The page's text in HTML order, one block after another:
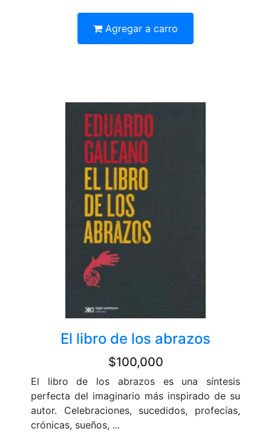
Agregar a carro
El libro de los abrazos
$100,000
El libro de los abrazos es una síntesis
perfecta del imaginario más inspirado de su
autor. Celebraciones, sucedidos, profecías,
crónicas, sueños, ...